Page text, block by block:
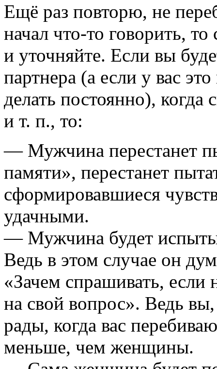
Ещё раз повторю, не
начал что-то говорить,
и уточняйте. Если вы
партнера (а если у вас
делать постоянно), когда
и т. п., то:
— Мужчина перестанет
памяти», перестанет
сформировавшиеся
удачными.
— Мужчина будет
Ведь в этом случае он
«Зачем спрашивать, если
на свой вопрос». Ведь
рады, когда вас
меньше, чем женщины.